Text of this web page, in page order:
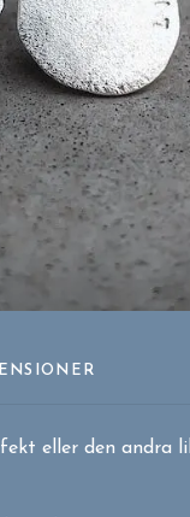
eller den andra